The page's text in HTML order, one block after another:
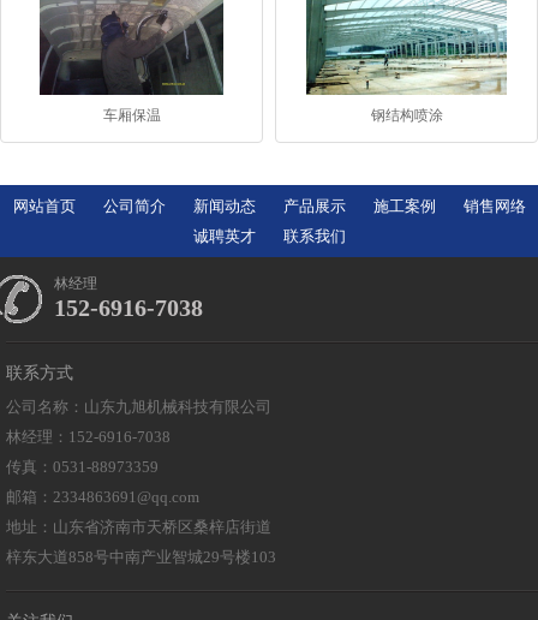
车厢保温 钢结构喷涂
网站首页 公司简介 新闻动态 产品展示 施工案例
销售网络
诚聘英才
联系我们
林经理
152-6916-7038
联系方式
公司名称：山东九旭机械科技有限公司
林经理：152-6916-7038
传真：0531-88973359
邮箱：2334863691@qq.com
地址：山东省济南市天桥区桑梓店街道
梓东大道858号中南产业智城29号楼103